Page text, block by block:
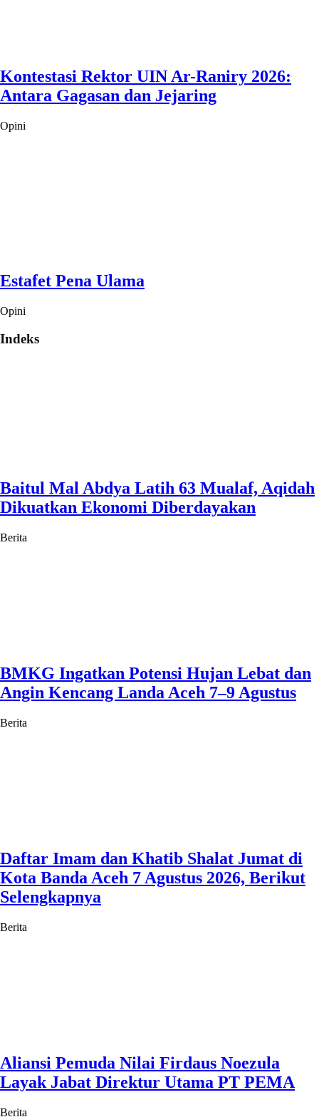
Kontestasi Rektor UIN Ar-Raniry 2026:
Antara Gagasan dan Jejaring
Opini
Estafet Pena Ulama
Opini
Indeks
Baitul Mal Abdya Latih 63 Mualaf, Aqidah
Dikuatkan Ekonomi Diberdayakan
Berita
BMKG Ingatkan Potensi Hujan Lebat dan
Angin Kencang Landa Aceh 7–9 Agustus
Berita
Daftar Imam dan Khatib Shalat Jumat di
Kota Banda Aceh 7 Agustus 2026, Berikut
Selengkapnya
Berita
Aliansi Pemuda Nilai Firdaus Noezula
Layak Jabat Direktur Utama PT PEMA
Berita